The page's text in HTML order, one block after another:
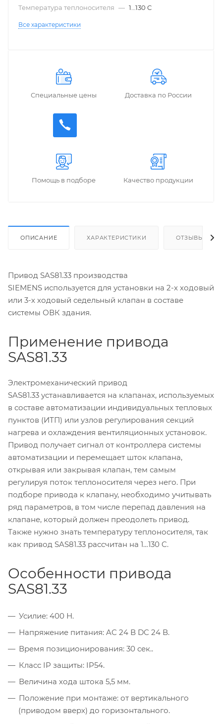
Температура теплоносителя — 1…130 C
Все характеристики
Специальные цены Доставка по России
Помощь в подборе Качество продукции
ОПИСАНИЕ ХАРАКТЕРИСТИКИ ОТЗЫВЫ
Привод SAS81.33 производства
SIEMENS используется для установки на 2-х ходовый
или 3-х ходовый седельный клапан в составе
системы ОВК здания.
Применение привода
SAS81.33
Электромеханический привод
SAS81.33 устанавливается на клапанах, используемых
в составе автоматизации индивидуальных тепловых
пунктов (ИТП) или узлов регулирования секций
нагрева и охлаждения вентиляционных установок.
Привод получает сигнал от контроллера системы
автоматизации и перемещает шток клапана,
открывая или закрывая клапан, тем самым
регулируя поток теплоносителя через него. При
подборе привода к клапану, необходимо учитывать
ряд параметров, в том числе перепад давления на
клапане, который должен преодолеть привод.
Также нужно знать температуру теплоносителя, так
как привод SAS81.33 рассчитан на 1…130 C.
Особенности привода
SAS81.33
Усилие: 400 Н.
Напряжение питания: AC 24 В DC 24 В.
Время позиционирования: 30 сек..
Класс IP защиты: IP54.
Величина хода штока 5,5 мм.
Положение при монтаже: от вертикального
(приводом вверх) до горизонтального.